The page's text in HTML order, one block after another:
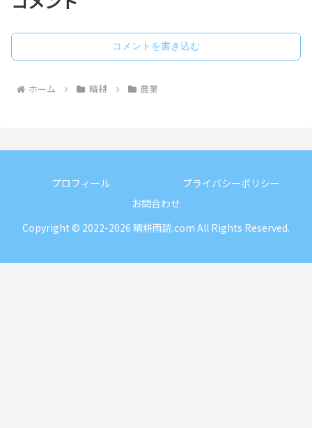
コメントを書き込む
ホーム 晴耕 農業
プロフィール
プライバシーポリシー
お問合わせ
Copyright © 2022-2026 晴耕雨読.com All Rights Reserved.